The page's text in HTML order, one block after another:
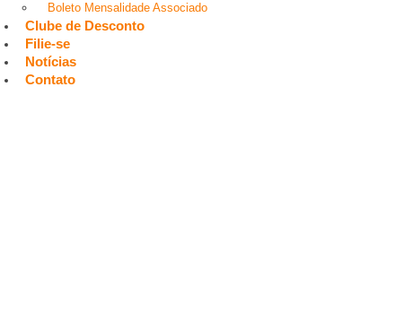
Boleto Mensalidade Associado
Clube de Desconto
Filie-se
Notícias
Contato